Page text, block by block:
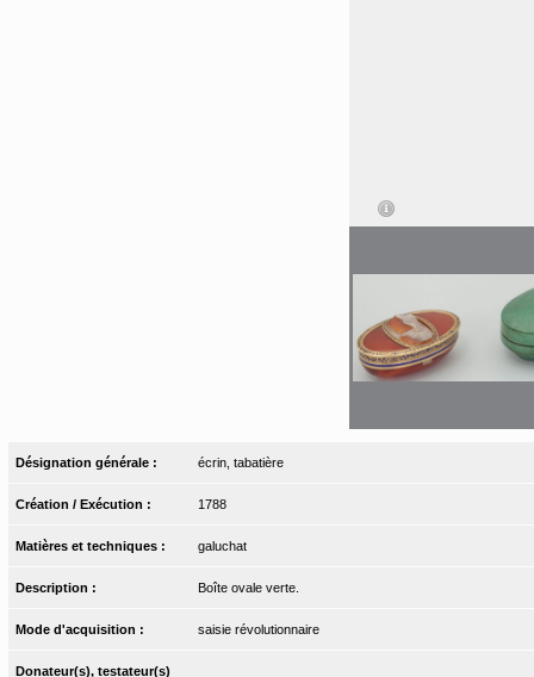
Désignation générale : écrin, tabatière
Création / Exécution : 1788
Matières et techniques : galuchat
Description : Boîte ovale verte.
Mode d'acquisition : saisie révolutionnaire
Donateur(s), testateur(s)